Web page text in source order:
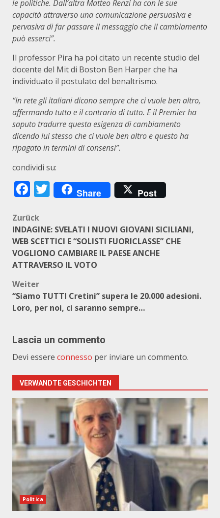
le politiche. Dall’altra Matteo Renzi ha con le sue
capacità attraverso una comunicazione persuasiva e
pervasiva di far passare il messaggio che il cambiamento
può esserci”.
Il professor Pira ha poi citato un recente studio del
docente del Mit di Boston Ben Harper che ha
individuato il postulato del benaltrismo.
“In rete gli italiani dicono sempre che ci vuole ben altro,
affermando tutto e il contrario di tutto. E il Premier ha
saputo tradurre questa esigenza di cambiamento
dicendo lui stesso che ci vuole ben altro e questo ha
ripagato in termini di consensi”.
condividi su:
Facebook
Twitter
Share Post
Beitragsnavigation
Zurück
INDAGINE: SVELATI I NUOVI GIOVANI SICILIANI,
WEB SCETTICI E “SOLISTI FUORICLASSE” CHE
VOGLIONO CAMBIARE IL PAESE ANCHE
ATTRAVERSO IL VOTO
Weiter
“Siamo TUTTI Cretini” supera le 20.000 adesioni.
Loro, per noi, ci saranno sempre…
Lascia un commento
Devi essere connesso per inviare un commento.
VERWANDTE GESCHICHTEN
Politica